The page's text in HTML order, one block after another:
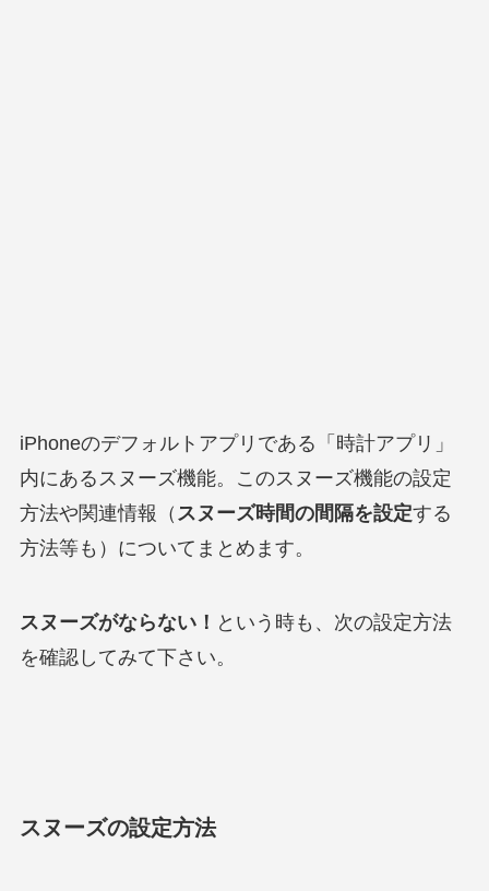
iPhoneのデフォルトアプリである「時計アプリ」
内にあるスヌーズ機能。このスヌーズ機能の設定
方法や関連情報（ スヌーズ時間の間隔を設定する
方法等も）についてまとめます。
スヌーズがならない！ という時も、次の設定方法
を確認してみて下さい。
スヌーズの設定方法